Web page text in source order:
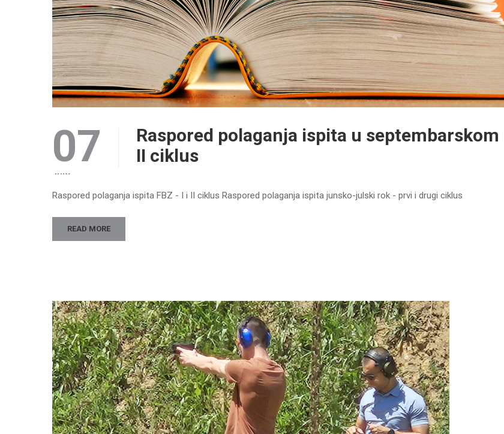
07
JULY
Raspored polaganja ispita u
II ciklus
Raspored polaganja ispita FBZ - I i II ciklus Raspored polaganja ispita junsko-julski rok - prvi i drugi ciklus
READ MORE